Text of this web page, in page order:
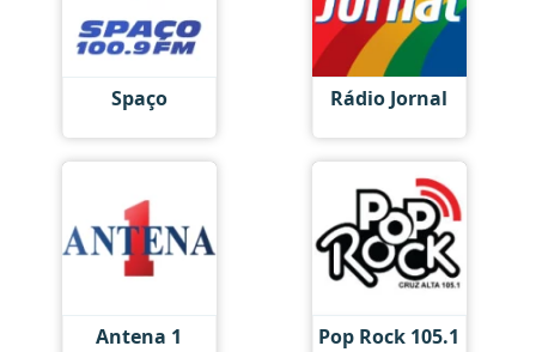
Spaço Rádio Jornal
Antena 1 Pop Rock 105.1